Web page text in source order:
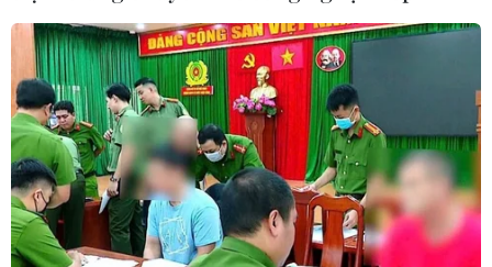
Ukraine đề nghị UAE hỗ trợ bảo đảm
an ninh hàng hải Biển Đen
02/08/2026 12:38
Xem thêm